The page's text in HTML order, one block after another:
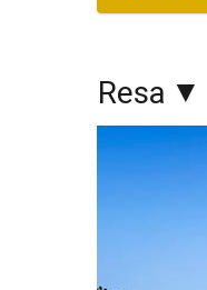
Resa